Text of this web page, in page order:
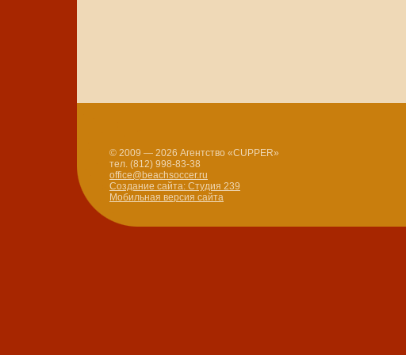
© 2009 — 2026 Агентство «CUPPER»
тел. (812) 998-83-38
office@beachsoccer.ru
Создание сайта: Студия 239
Мобильная версия сайта